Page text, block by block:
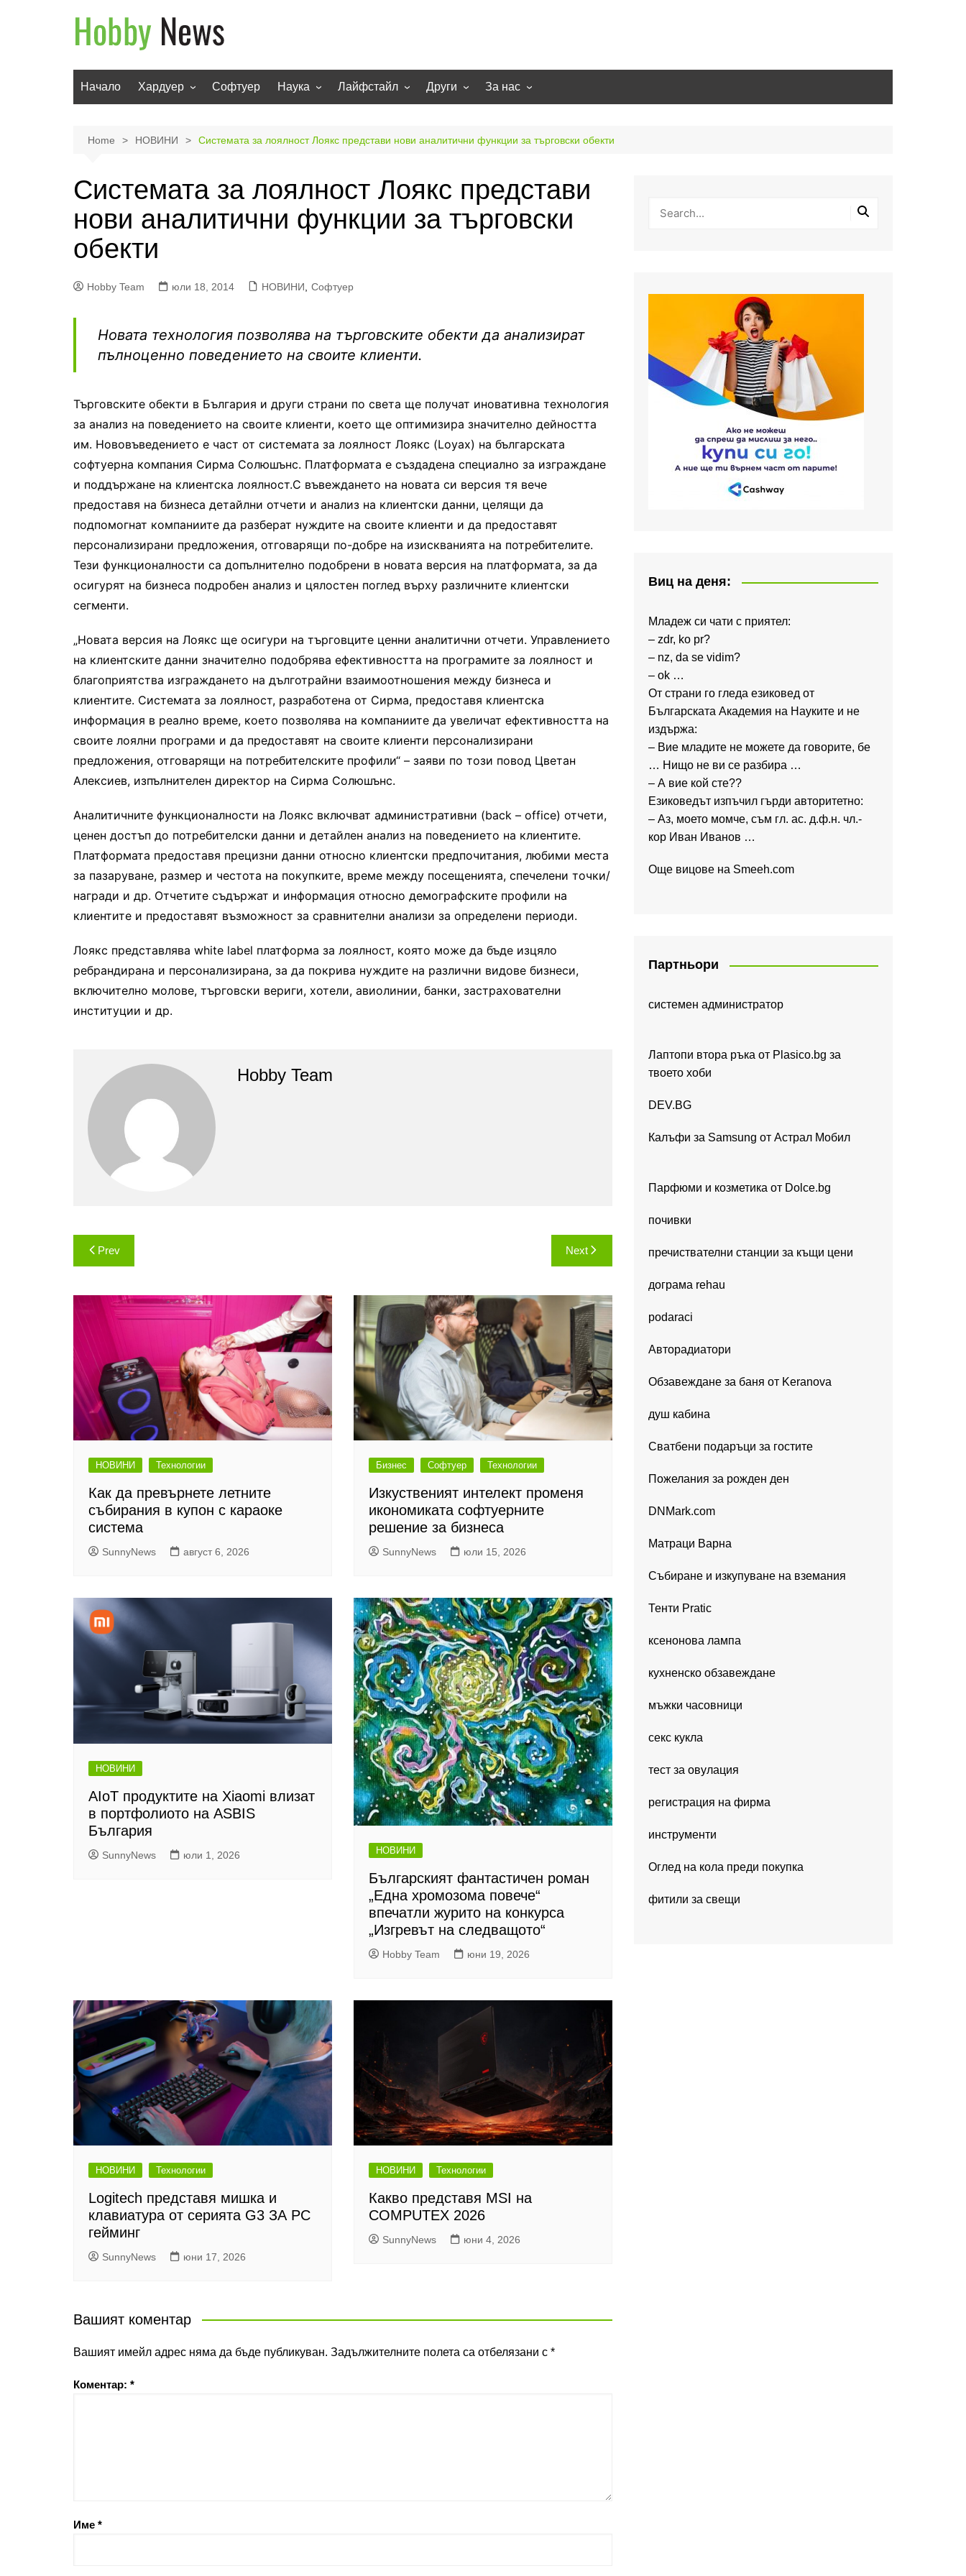
Начало Хардуер
Телевизори
Фото и видео
Софтуер Наука
Роботи
Лайфстайл
Игри
Осветление
Отопление/климатизация
Образование
Други
СТАТИИ
Помощна информация
UFO
За нас
Контакти
Home НОВИНИ Системата за лоялност Лоякс представи нови аналитични функции за търговски обекти
Системата за лоялност Лоякс представи
нови аналитични функции за търговски
обекти
Hobby Team юли 18, 2014 НОВИНИ Софтуер
Новата технология позволява на търговските обекти да анализират
пълноценно поведението на своите клиенти.
Търговските обекти в България и други страни по света ще получат иновативна технология
за анализ на поведението на своите клиенти, което ще оптимизира значително дейността
им. Нововъведението е част от системата за лоялност Лоякс (Loyax) на българската
софтуерна компания Сирма Солюшънс. Платформата е създадена специално за изграждане
и поддържане на клиентска лоялност.С въвеждането на новата си версия тя вече
предоставя на бизнеса детайлни отчети и анализ на клиентски данни, целящи да
подпомогнат компаниите да разберат нуждите на своите клиенти и да предоставят
персонализирани предложения, отговарящи по-добре на изискванията на потребителите.
Тези функционалности са допълнително подобрени в новата версия на платформата, за да
осигурят на бизнеса подробен анализ и цялостен поглед върху различните клиентски
сегменти.
„Новата версия на Лоякс ще осигури на търговците ценни аналитични отчети. Управлението
на клиентските данни значително подобрява ефективността на програмите за лоялност и
благоприятства изграждането на дълготрайни взаимоотношения между бизнеса и
клиентите. Системата за лоялност, разработена от Сирма, предоставя клиентска
информация в реално време, което позволява на компаниите да увеличат ефективността на
своите лоялни програми и да предоставят на своите клиенти персонализирани
предложения, отговарящи на потребителските профили“ – заяви по този повод Цветан
Алексиев, изпълнителен директор на Сирма Солюшънс.
Аналитичните функционалности на Лоякс включват административни (back – office) отчети,
ценен достъп до потребителски данни и детайлен анализ на поведението на клиентите.
Платформата предоставя прецизни данни относно клиентски предпочитания, любими места
за пазаруване, размер и честота на покупките, време между посещенията, спечелени точки/
награди и др. Отчетите съдържат и информация относно демографските профили на
клиентите и предоставят възможност за сравнителни анализи за определени периоди.
Лоякс представлява white label платформа за лоялност, която може да бъде изцяло
ребрандирана и персонализирана, за да покрива нуждите на различни видове бизнеси,
включително молове, търговски вериги, хотели, авиолинии, банки, застрахователни
институции и др.
Hobby Team
Навигация
Prev Next
НОВИНИ Технологии
Как да превърнете летните
събирания в купон с караоке
система
SunnyNews август 6, 2026
Бизнес Софтуер Технологии
Изкуственият интелект променя
икономиката софтуерните
решение за бизнеса
SunnyNews юли 15, 2026
НОВИНИ
AIoT продуктите на Xiaomi влизат
в портфолиото на ASBIS
България
SunnyNews юли 1, 2026 НОВИНИ
Българският фантастичен роман
„Една хромозома повече“
впечатли журито на конкурса
„Изгревът на следващото“
Hobby Team юни 19, 2026
НОВИНИ Технологии
Logitech представя мишка и
клавиатура от серията G3 ЗА PC
гейминг
SunnyNews юни 17, 2026
НОВИНИ Технологии
Какво представя MSI на
COMPUTEX 2026
SunnyNews юни 4, 2026
Вашият коментар
Вашият имейл адрес няма да бъде публикуван. Задължителните полета са отбелязани с *
Коментар: *
Име *
Виц на деня:
Младеж си чати с приятел:
– zdr, ko pr?
– nz, da se vidim?
– ok …
От страни го гледа езиковед от
Българската Академия на Науките и не
издържа:
– Вие младите не можете да говорите, бе
… Нищо не ви се разбира …
– А вие кой сте??
Езиковедът изпъчил гърди авторитетно:
– Аз, моето момче, съм гл. ас. д.ф.н. чл.-
кор Иван Иванов …
Още вицове на Smeeh.com
Партньори
системен администратор
Лаптопи втора ръка от Plasico.bg за
твоето хоби
DEV.BG
Калъфи за Samsung от Астрал Мобил
Парфюми и козметика от Dolce.bg
почивки
пречиствателни станции за къщи цени
дограма rehau
podaraci
Авторадиатори
Обзавеждане за баня от Keranova
душ кабина
Сватбени подаръци за гостите
Пожелания за рожден ден
DNMark.com
Матраци Варна
Събиране и изкупуване на вземания
Тенти Pratic
ксенонова лампа
кухненско обзавеждане
мъжки часовници
секс кукла
тест за овулация
регистрация на фирма
инструменти
Оглед на кола преди покупка
фитили за свещи